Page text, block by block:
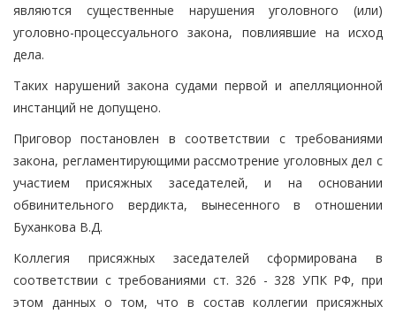
являются существенные нарушения уголовного (или)
уголовно-процессуального закона, повлиявшие на исход
дела.
Таких нарушений закона судами первой и апелляционной
инстанций не допущено.
Приговор постановлен в соответствии с требованиями
закона, регламентирующими рассмотрение уголовных дел с
участием присяжных заседателей, и на основании
обвинительного вердикта, вынесенного в отношении
Буханкова В.Д.
Коллегия присяжных заседателей сформирована в
соответствии с требованиями ст. 326 - 328 УПК РФ, при
этом данных о том, что в состав коллегии присяжных